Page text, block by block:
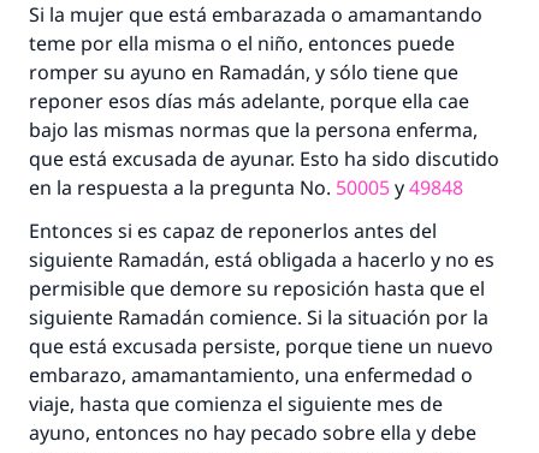
Si la mujer que está embarazada o amamantando
teme por ella misma o el niño, entonces puede
romper su ayuno en Ramadán, y sólo tiene que
reponer esos días más adelante, porque ella cae
bajo las mismas normas que la persona enferma,
que está excusada de ayunar. Esto ha sido discutido
en la respuesta a la pregunta No. 50005y49848
Entonces si es capaz de reponerlos antes del
siguiente Ramadán, está obligada a hacerlo y no es
permisible que demore su reposición hasta que el
siguiente Ramadán comience. Si la situación por la
que está excusada persiste, porque tiene un nuevo
embarazo, amamantamiento, una enfermedad o
viaje, hasta que comienza el siguiente mes de
ayuno, entonces no hay pecado sobre ella y debe